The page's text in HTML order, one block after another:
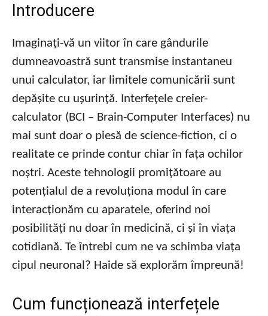
Introducere
Imaginați-vă un viitor în care gândurile
dumneavoastră sunt transmise instantaneu
unui calculator, iar limitele comunicării sunt
depășite cu ușurință. Interfețele creier-
calculator (BCI – Brain-Computer Interfaces) nu
mai sunt doar o piesă de science-fiction, ci o
realitate ce prinde contur chiar în fața ochilor
noștri. Aceste tehnologii promițătoare au
potențialul de a revoluționa modul în care
interacționăm cu aparatele, oferind noi
posibilități nu doar în medicină, ci și în viața
cotidiană. Te întrebi cum ne va schimba viața
cipul neuronal? Haide să explorăm împreună!
Cum funcționează interfețele